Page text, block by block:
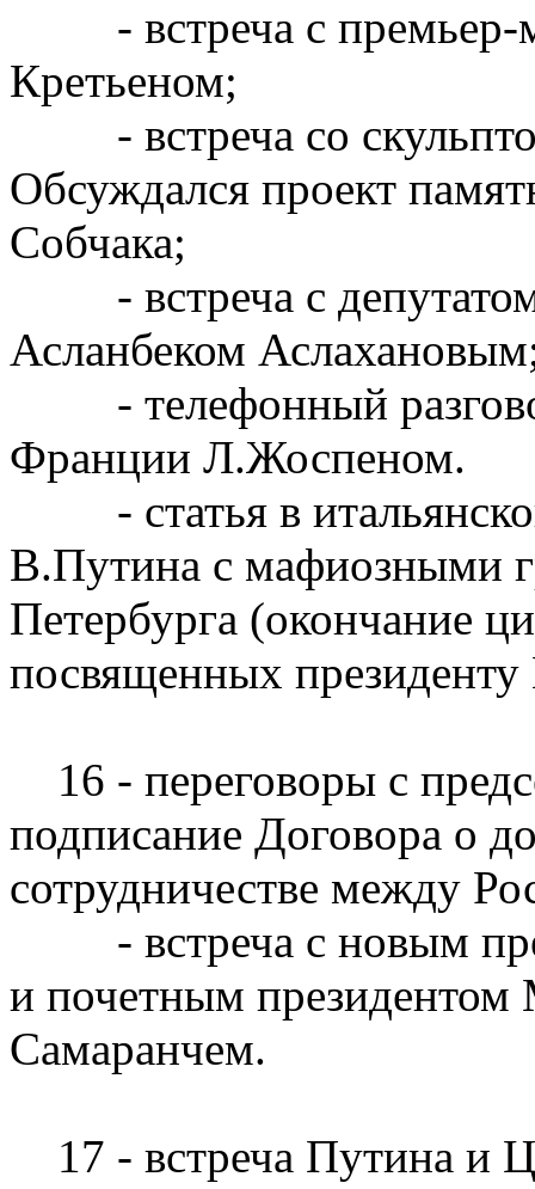
- встреча с премьер-
Кретьеном;
- встреча со
Обсуждался проект
Собчака;
- встреча с
Асланбеком
- телефонный
Франции Л.Жоспеном.
- статья в
В.Путина с мафиозными
Петербурга (окончание
посвященных
16 - переговоры с
подписание Договора о
сотрудничестве между
- встреча с новым
и почетным
Самаранчем.
17 - встреча Путина и